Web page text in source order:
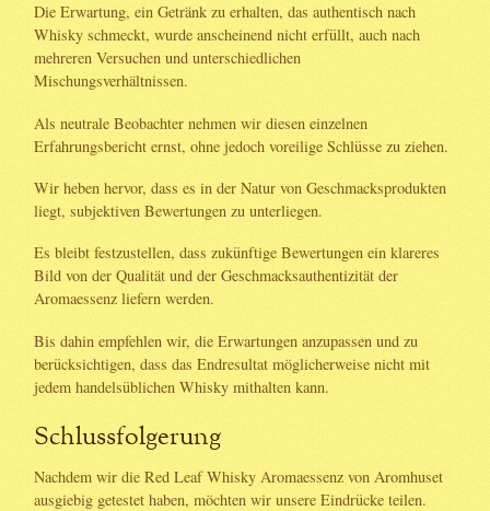
Die Erwartung, ein Getränk zu erhalten, das authentisch nach
Whisky schmeckt, wurde anscheinend nicht erfüllt, auch nach
mehreren Versuchen und unterschiedlichen
Mischungsverhältnissen.
Als neutrale Beobachter nehmen wir diesen einzelnen
Erfahrungsbericht ernst, ohne jedoch voreilige Schlüsse zu ziehen.
Wir heben hervor, dass es in der Natur von Geschmacksprodukten
liegt, subjektiven Bewertungen zu unterliegen.
Es bleibt festzustellen, dass zukünftige Bewertungen ein klareres
Bild von der Qualität und der Geschmacksauthentizität der
Aromaessenz liefern werden.
Bis dahin empfehlen wir, die Erwartungen anzupassen und zu
berücksichtigen, dass das Endresultat möglicherweise nicht mit
jedem handelsüblichen Whisky mithalten kann.
Schlussfolgerung
Nachdem wir die Red Leaf Whisky Aromaessenz von Aromhuset
ausgiebig getestet haben, möchten wir unsere Eindrücke teilen.